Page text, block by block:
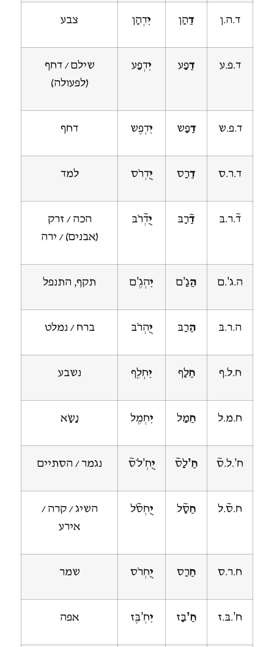
ד.ה.ן דַהַן יִדְהַן צבע
ד.פ.ע דַפַע יִדְפַע
שילם / דחף
(לפעולה)
ד.פ.ש דַפַש יִדְפֶש דחף
ד.ר.ס דַרַס יֻדְרֹס למד
ד~.ר.בּ דַ~רַבּ יֻדְ~רֹבּ
הכה / זרק
(אבנים) / ירה
ה.ג’.ם הַגַ’ם יִהְגֶ’ם תקף, התנפל
ה.ר.בּ הַרַבּ יֻהְרֹבּ ברח / נמלט
ח.ל.ף חַלַף יִחְלֶף נשבע
ח.מ.ל חַמַל יִחְמֶל נַשַׂא
ח’.ל.ס~ חַ’לַס~ יֻחְ’לֹס~ נגמר / הסתיים
ח.ס~.ל חַסַ~ל יֻחְסֹ~ל
השיג / קרה /
אירע
ח.ר.ס חַרַס יֻחְרֹס שמר
ח’.בּ.ז חַ’בַּז יִחְ’בֶּז אפה